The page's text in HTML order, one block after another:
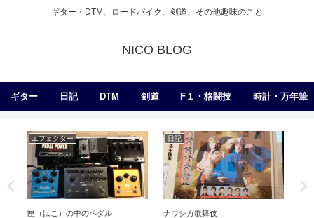
ギター・DTM、ロードバイク、剣道、その他趣味のこと
NICO BLOG
ギター 日記 DTM 剣道 F１・格闘技 時計・万年筆
エフェクター
匣（はこ）の中のペダル
日記
ナウシカ歌舞伎